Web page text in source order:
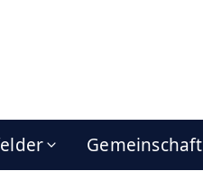
Gemeinschaft